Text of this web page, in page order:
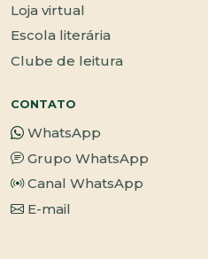
Loja virtual
Escola literária
Clube de leitura
CONTATO
WhatsApp
Grupo WhatsApp
Canal WhatsApp
E-mail